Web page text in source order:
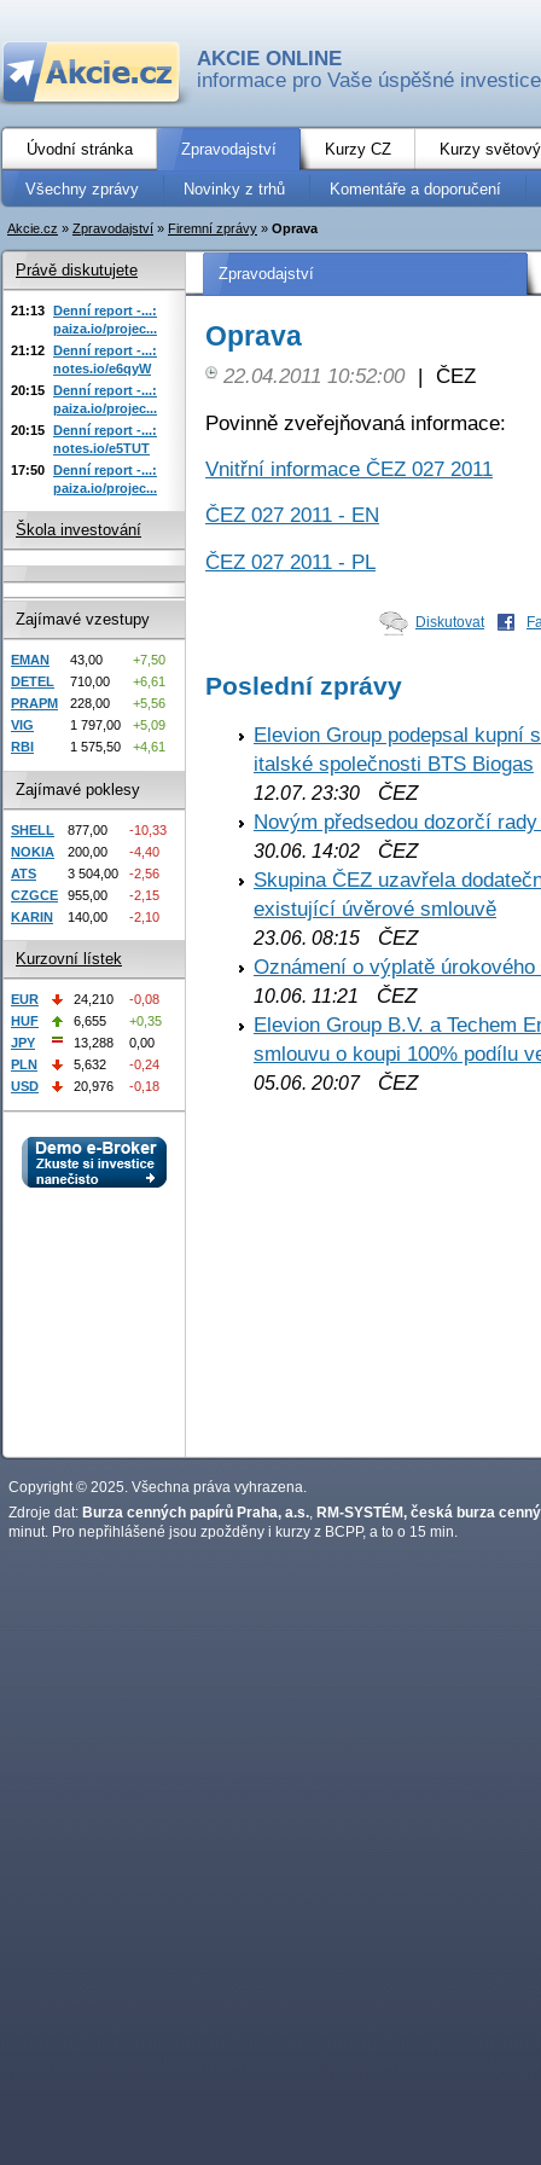
AKCIE ONLINE
informace pro Vaše úspěšné investice
Úvodní stránka Zpravodajství Kurzy CZ Kurzy
Všechny zprávy Novinky z trhů Komentáře a doporučení
Akcie.cz » Zpravodajství » Firemní zprávy » Oprava
Zpravodajství
Oprava
22.04.2011 10:52:00 | ČEZ
Povinně zveřejňovaná informace:
Vnitřní informace ČEZ 027 2011
ČEZ 027 2011 - EN
ČEZ 027 2011 - PL
Diskutovat
Poslední zprávy
Elevion Group podepsal kupní
italské společnosti BTS Biogas
12.07. 23:30 ČEZ
Novým předsedou dozorčí
30.06. 14:02 ČEZ
Skupina ČEZ uzavřela
existující úvěrové smlouvě
23.06. 08:15 ČEZ
Oznámení o výplatě
10.06. 11:21
ČEZ
Elevion Group B.V. a Techem
smlouvu o koupi 100% podílu
05.06. 20:07ČEZ
Právě diskutujete
21:13 Denní report -...:
paiza.io/projec...
21:12 Denní report -...:
notes.io/e6qyW
20:15 Denní report -...:
paiza.io/projec...
20:15 Denní report -...:
notes.io/e5TUT
17:50 Denní report -...:
paiza.io/projec...
Škola investování
Zajímavé vzestupy
EMAN 43,00
+7,50
DETEL
710,00
+6,61
PRAPM
228,00
+5,56
VIG
1 797,00
+5,09
RBI
1 575,50 +4,61
Zajímavé poklesy
SHELL 877,00
-10,33
NOKIA
200,00
-4,40
ATS
3 504,00
-2,56
CZGCE
955,00
-2,15
KARIN
140,00 -2,10
Kurzovní lístek
EUR 24,210
-0,08
HUF
6,655
+0,35
JPY
13,288
0,00
PLN
5,632
-0,24
USD
20,976 -0,18
Copyright © 2025. Všechna práva vyhrazena.
Zdroje dat: Burza cenných papírů Praha, a.s. RM-SYSTÉM, česká burza
minut. Pro nepřihlášené jsou zpožděny i kurzy z BCPP, a to o 15 min.